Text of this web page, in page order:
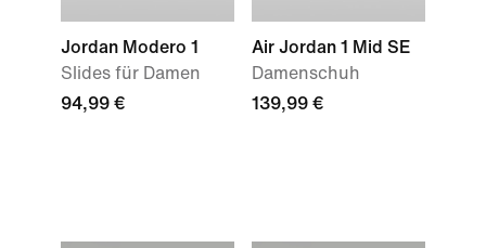
Jordan Modero 1
Slides für Damen
94,99 €
Air Jordan 1 Mid SE
Damenschuh
139,99 €